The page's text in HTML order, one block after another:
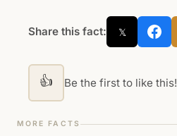
Share this fact: 𝕏
👍 Be the first to like this!
MORE FACTS